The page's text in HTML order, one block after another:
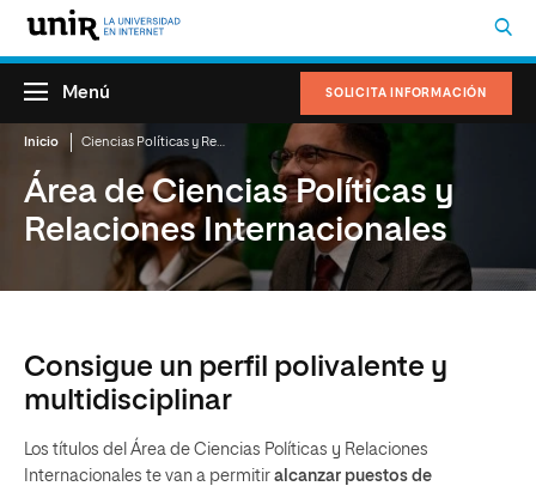
SOLICITA INFORMACIÓN
Menú
Inicio
Área de Ciencias Políticas y
Relaciones Internacionales
Consigue un perfil polivalente y
multidisciplinar
Los títulos del Área de Ciencias Políticas y Relaciones
Internacionales te van a permitir alcanzar puestos de